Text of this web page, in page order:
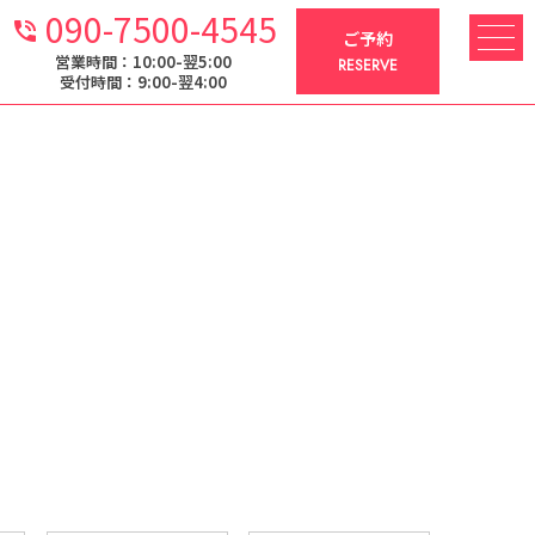
phone_in_talk 090-7500-4545
営業時間：10:00-翌5:00
受付時間：9:00-翌4:00
ご予約
RESERVE